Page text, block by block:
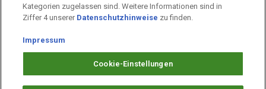
Sicher einkaufen
Arbeiten bei PAYBACK
Kategorien zugelassen sind. Weitere Informationen sind in
Ziffer 4 unserer Datenschutzhinweise zu finden.
Impressum
Cookie-Einstellungen